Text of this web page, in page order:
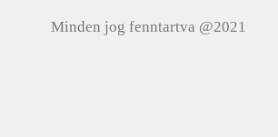
Minden jog fenntartva @2021